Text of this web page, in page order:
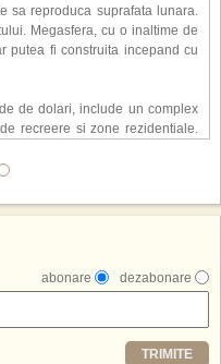
sa reproduca suprafata lunara.
Megasfera, cu o inaltime de
putea fi construita incepand cu
de dolari, include un complex
recreere si zone rezidentiale.
anual. �Luna� ar putea deveni
nu doar o locatie, ci poate mai
cofondator al Moon World
2026 ar putea deveni un an
a gazdui aceasta constructie
dezabonare
abonare
TRIMITE